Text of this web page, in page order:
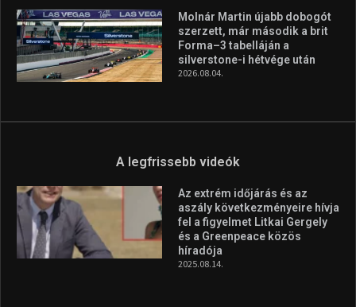
Molnár Martin újabb dobogót
szerzett, már második a brit
Forma–3 tabelláján a
silverstone-i hétvége után
2026.08.04.
A legfrissebb videók
Az extrém időjárás és az
aszály következményeire hívja
fel a figyelmet Litkai Gergely
és a Greenpeace közös
híradója
2025.08.14.